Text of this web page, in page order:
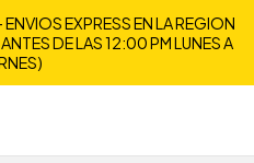
EXPRESS EN LA REGION
DE LAS 12:00 PM LUNES A